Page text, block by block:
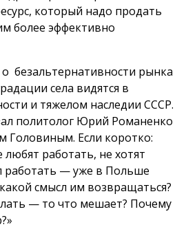
который надо продать
более эффективно
безальтернативности рынка
села видятся в
и тяжелом наследии СССР.
политолог Юрий Романенко
Головиным. Если коротко:
работать, не хотят
работать — уже в Польше
смысл им возвращаться?
— то что мешает? Почему